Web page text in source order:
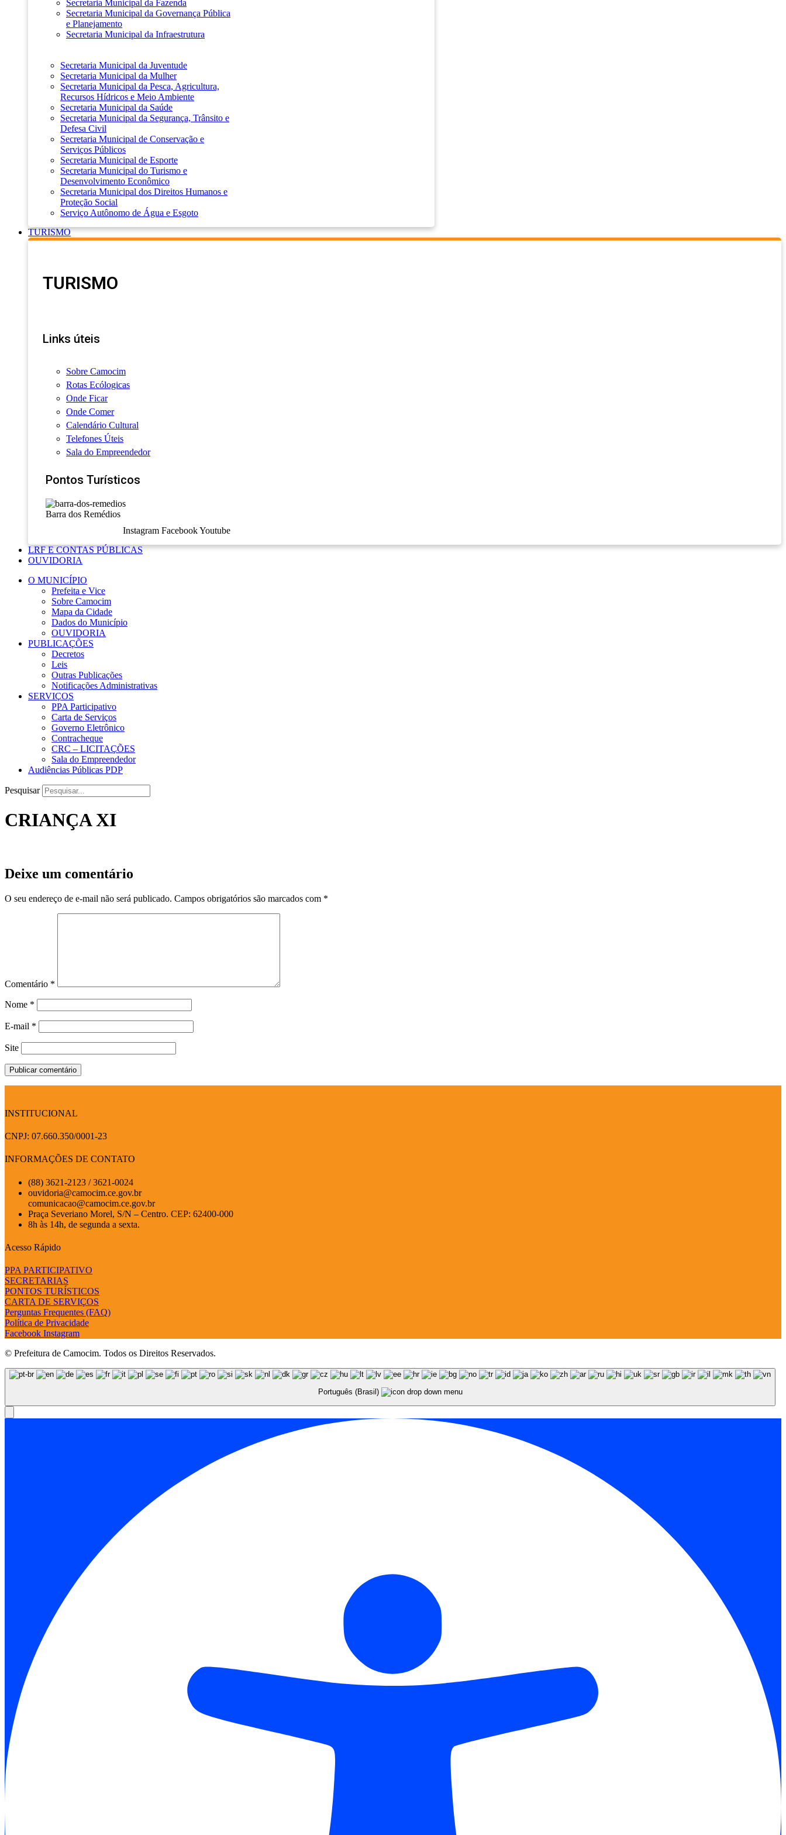
Secretaria Municipal da Fazenda
Secretaria Municipal da Governança Pública
e Planejamento
Secretaria Municipal da Infraestrutura
Secretaria Municipal da Juventude
Secretaria Municipal da Mulher
Secretaria Municipal da Pesca, Agricultura,
Recursos Hídricos e Meio Ambiente
Secretaria Municipal da Saúde
Secretaria Municipal da Segurança, Trânsito e
Defesa Civil
Secretaria Municipal de Conservação e
Serviços Públicos
Secretaria Municipal de Esporte
Secretaria Municipal do Turismo e
Desenvolvimento Econômico
Secretaria Municipal dos Direitos Humanos e
Proteção Social
Serviço Autônomo de Água e Esgoto
TURISMO
TURISMO
Links úteis
Sobre Camocim
Rotas Ecólogicas
Onde Ficar
Onde Comer
Calendário Cultural
Telefones Úteis
Sala do Empreendedor
Pontos Turísticos
Barra dos Remédios
Instagram FacebookYoutube
LRF E CONTAS PÚBLICAS
OUVIDORIA
O MUNICÍPIO
Prefeita e Vice
Sobre Camocim
Mapa da Cidade
Dados do Município
OUVIDORIA
PUBLICAÇÕES
Decretos
Leis
Outras Publicações
Notificações Administrativas
SERVIÇOS
PPA Participativo
Carta de Serviços
Governo Eletrônico
Contracheque
CRC – LICITAÇÕES
Sala do Empreendedor
Audiências Públicas PDP
Pesquisar
CRIANÇA XI
Deixe um comentário
O seu endereço de e-mail não será publicado. Campos obrigatórios são marcados com *
Comentário *
Nome *
E-mail *
Site
INSTITUCIONAL
CNPJ: 07.660.350/0001-23
INFORMAÇÕES DE CONTATO
(88) 3621-2123 / 3621-0024
ouvidoria@camocim.ce.gov.br
comunicacao@camocim.ce.gov.br
Praça Severiano Morel, S/N – Centro. CEP: 62400-000
8h às 14h, de segunda a sexta.
Acesso Rápido
PPA PARTICIPATIVO
SECRETARIAS
PONTOS TURÍSTICOS
CARTA DE SERVIÇOS
Perguntas Frequentes (FAQ)
Política de Privacidade
Facebook Instagram
© Prefeitura de Camocim. Todos os Direitos Reservados.
Português (Brasil)